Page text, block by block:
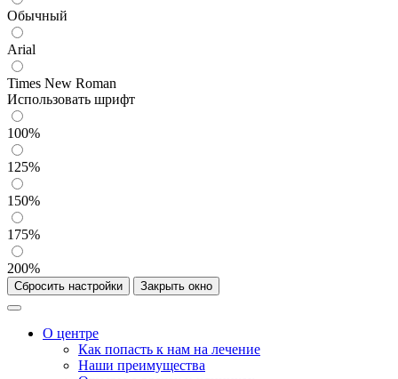
Обычный
Arial
Times New Roman
Использовать шрифт
100%
125%
150%
175%
200%
Сбросить настройки Закрыть окно
О центре
Как попасть к нам на лечение
Наши преимущества